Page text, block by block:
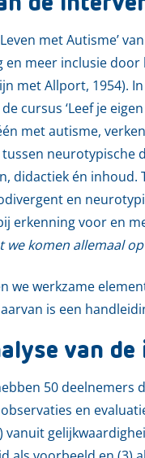
met Autisme’
meer inclusie
met Allport, 1954).
cursus ‘Leef je
met autisme,
didactiek én
en
erkenning voor en
komen allemaal
we werkzame
is een
van de
50 deelnemers
en